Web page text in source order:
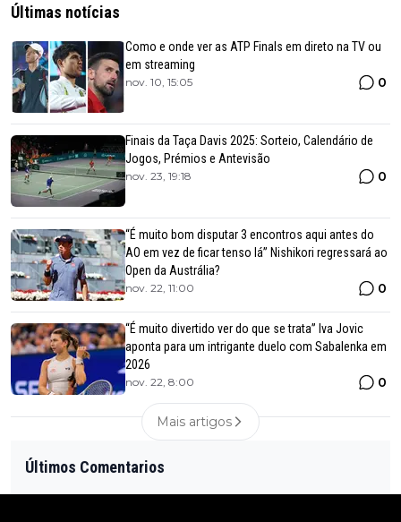
Últimas notícias
Como e onde ver as ATP Finals em direto na TV ou
em streaming
nov. 10, 15:05 0
Finais da Taça Davis 2025: Sorteio, Calendário de
Jogos, Prémios e Antevisão
nov. 23, 19:18 0
“É muito bom disputar 3 encontros aqui antes do
AO em vez de ficar tenso lá” Nishikori regressará ao
Open da Austrália?
nov. 22, 11:00 0
“É muito divertido ver do que se trata” Iva Jovic
aponta para um intrigante duelo com Sabalenka em
2026
nov. 22, 8:00 0
Mais artigos
Últimos Comentarios